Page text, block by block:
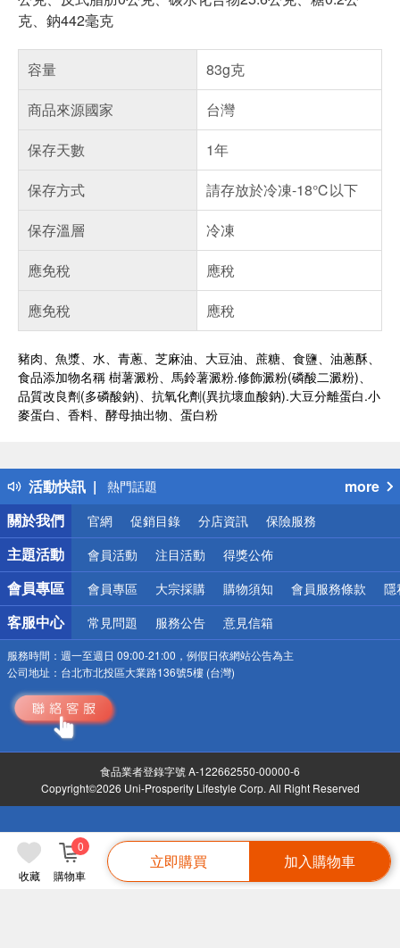
收藏 購物車
0
立即購買 加入購物車
克、鈉442毫克
容量
83g克
商品來源國家
台灣
保存天數
1年
保存方式
請存放於冷凍-18℃以下
保存溫層
冷凍
應免稅
應稅
應免稅
應稅
豬肉、魚漿、水、青蔥、芝麻油、大豆油、蔗糖、食鹽、油蔥酥、
食品添加物名稱 樹薯澱粉、馬鈴薯澱粉.修飾澱粉(磷酸二澱粉)、
品質改良劑(多磷酸鈉)、抗氧化劑(異抗壞血酸鈉).大豆分離蛋白.小
麥蛋白、香料、酵母抽出物、蛋白粉
活動快訊
得獎公告
熱門話題
銀行優惠
偏遠地區配送
詐騙網頁！請小心！
more
關於我們
官網 促銷目錄 分店資訊 保險服務
主題活動 會員活動 注目活動 得獎公佈
會員專區 會員專區 大宗採購 購物須知 會員服務條款 隱
客服中心 常見問題 服務公告 意見信箱
服務時間： 週一至週日 09:00-21:00，例假日依網站公告為主
公司地址： 台北市北投區大業路136號5樓 (台灣)
食品業者登錄字號 A-122662550-00000-6
Copyright©2026 Uni-Prosperity Lifestyle Corp. All Right Reserved